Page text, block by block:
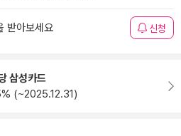
받아보세요 신청
삼성카드
(~2025.12.31)